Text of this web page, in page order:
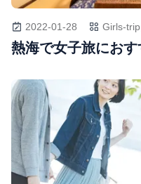
2022-01-28 Girls-trip,
熱海で女子旅におす